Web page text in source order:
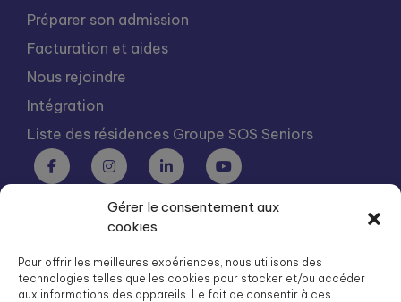
Gérer le consentement aux
cookies
Pour offrir les meilleures expériences, nous utilisons des
technologies telles que les cookies pour stocker et/ou accéder
aux informations des appareils. Le fait de consentir à ces
Préparer son admission
Facturation et aides
Nous rejoindre
Intégration
Liste des résidences Groupe SOS Seniors
Groupe SOS Seniors est une association du Groupe SOS
dg.seniors@groupe-sos.org